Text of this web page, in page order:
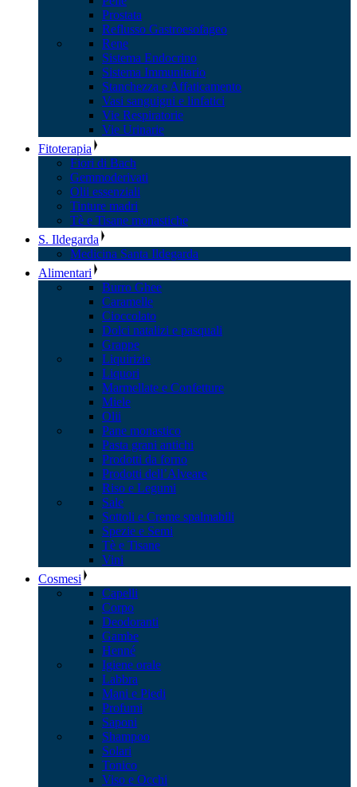
Prostata
Reflusso Gastroesofageo
Rene
Sistema Endocrino
Sistema Immunitario
Stanchezza e Affaticamento
Vasi sanguigni e linfatici
Vie Respiratorie
Vie Urinarie
Fitoterapia
Fiori di Bach
Gemmoderivati
Olii essenziali
Tinture madri
Tè e Tisane monastiche
S. Ildegarda
Medicina Santa Ildegarda
Alimentari
Burro Ghee
Caramelle
Cioccolato
Dolci natalizi e pasquali
Grappe
Liquirizie
Liquori
Marmellate e Confetture
Miele
Olii
Pane monastico
Pasta grani antichi
Prodotti da forno
Prodotti dell’Alveare
Riso e Legumi
Sale
Sottoli e Creme spalmabili
Spezie e Semi
Tè e Tisane
Vini
Cosmesi
Capelli
Corpo
Deodoranti
Gambe
Henné
Igiene orale
Labbra
Mani e Piedi
Profumi
Saponi
Shampoo
Solari
Tonico
Viso e Occhi